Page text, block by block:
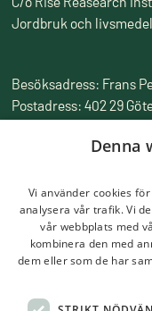
Jordbruk och livsmedel
Besöksadress: Frans
Postadress: 402 29
010-516 50 00
Denna
Vi använder cookies
analysera vår trafik. Vi
vår webbplats med
kombinera den med
dem eller som de har